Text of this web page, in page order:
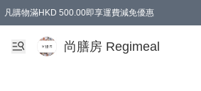
凡購物滿HKD 500.00即享運費減免優惠
尚膳房 Regimeal